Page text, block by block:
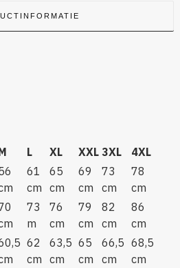
L XL XXL 3XL
4XL
61
cm
65
cm
69
cm
73
cm
78
cm
73
m
76
cm
79
cm
82
cm
86
cm
62
cm
63,5
cm
65
cm
66,5
cm
68,5
cm